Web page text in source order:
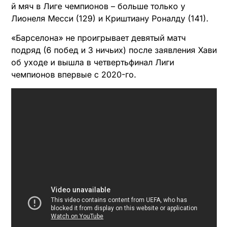
й мяч в Лиге чемпионов – больше только у
Лионеля Месси (129) и Криштиану Роналду (141).
«Барселона» не проигрывает девятый матч
подряд (6 побед и 3 ничьих) после заявления Хави
об уходе и вышла в четвертьфинал Лиги
чемпионов впервые с 2020-го.